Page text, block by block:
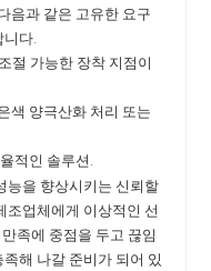
음과 같은 고유한 요구
다.
절 가능한 장착 지점이
색 양극산화 처리 또는
적인 솔루션.
능을 향상시키는 신뢰할
조업체에게 이상적인 선
족에 중점을 두고 끊임
해 나갈 준비가 되어 있